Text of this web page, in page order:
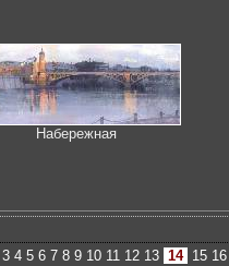
Набережная
3 4 5 6 7 8 9 10 11 12 13 14 15 16